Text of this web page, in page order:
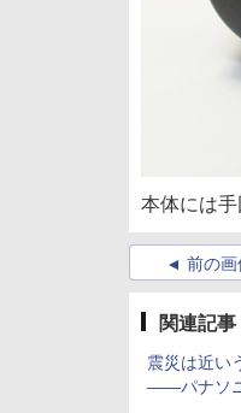
本体には
前の画
関連記事
震災は近い
――パナソ